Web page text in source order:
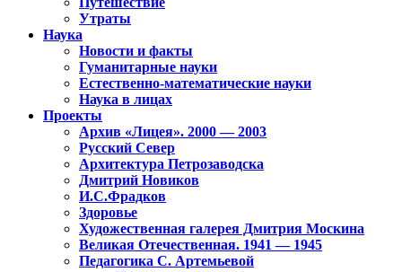
Утраты
Наука
Новости и факты
Гуманитарные науки
Естественно-математические науки
Наука в лицах
Проекты
Архив «Лицея». 2000 — 2003
Русский Север
Архитектура Петрозаводска
Дмитрий Новиков
И.С.Фрадков
Здоровье
Художественная галерея Дмитрия Москина
Великая Отечественная. 1941 — 1945
Педагогика С. Артемьевой